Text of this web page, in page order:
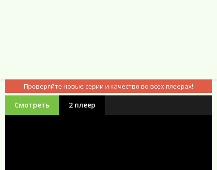
Проверяйте новые серии и качество во всех плеерах!
Смотреть 2 плеер